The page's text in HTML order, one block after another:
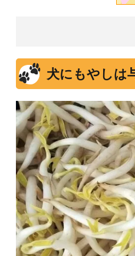
犬にもやしは